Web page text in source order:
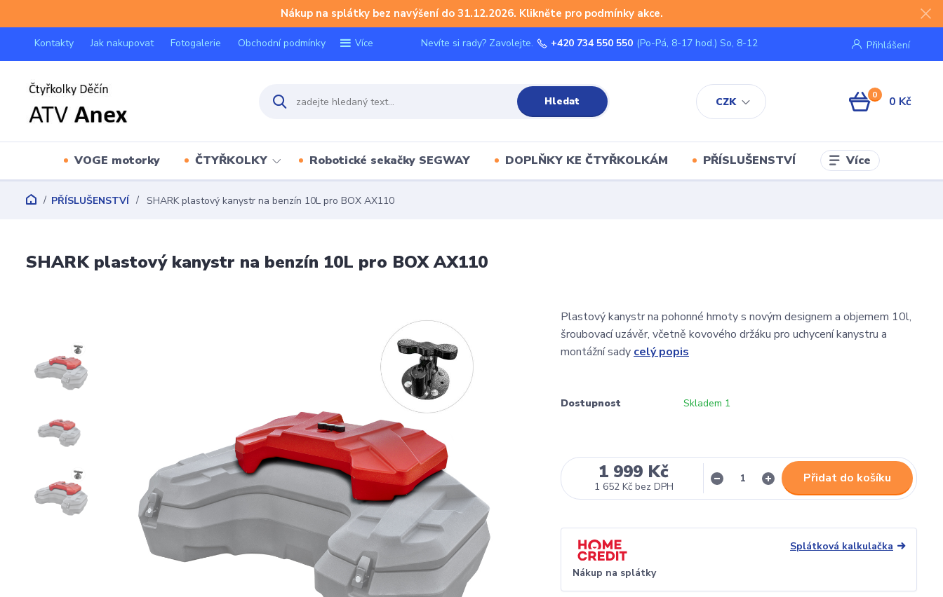
Nákup na splátky bez navýšení do 31.12.2026. Klikněte pro podmínky akce.
Kontakty Jak nakupovat Fotogalerie Obchodní podmínky Více
CZK
Přihlášení
Hledat
Nevíte si rady? Zavolejte. +420 734 550 550 (Po-Pá, 8-17 hod.) So, 8-12
0 0 Kč
VOGE motorky ČTYŘKOLKY Robotické sekačky SEGWAY DOPLŇKY KE ČTYŘKOLKÁM PŘÍSLUŠENSTVÍ Více
PŘÍSLUŠENSTVÍ SHARK plastový kanystr na benzín 10L pro BOX AX110
SHARK plastový kanystr na benzín 10L pro BOX AX110
Plastový kanystr na pohonné hmoty s novým designem a objemem 10l,
šroubovací uzávěr, včetně kovového držáku pro uchycení kanystru a
montážní sady celý popis
Dostupnost Skladem 1
1 999 Kč
1 652 Kč bez DPH
Přidat do košíku
Splátková kalkulačka
Nákup na splátky